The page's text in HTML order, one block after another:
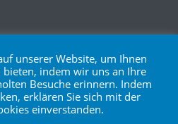
GmbH
unserer Website, um Ihnen
indem wir uns an Ihre
Besuche erinnern. Indem
erklären Sie sich mit der
einverstanden.